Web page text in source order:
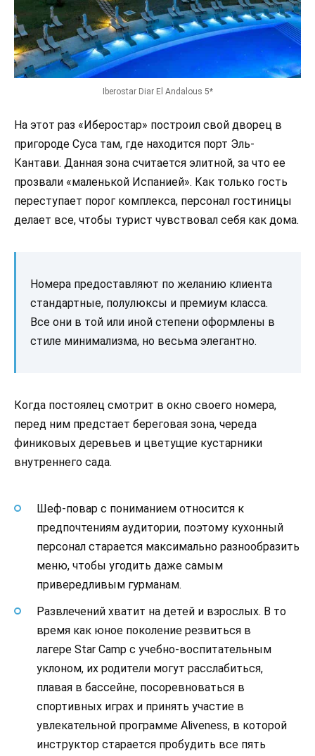
Iberostar Diar El Andalous 5*
На этот раз «Иберостар» построил свой дворец в
пригороде Суса там, где находится порт Эль-
Кантави. Данная зона считается элитной, за что ее
прозвали «маленькой Испанией». Как только гость
переступает порог комплекса, персонал гостиницы
делает все, чтобы турист чувствовал себя как дома.
Номера предоставляют по желанию клиента
стандартные, полулюксы и премиум класса.
Все они в той или иной степени оформлены в
стиле минимализма, но весьма элегантно.
Когда постоялец смотрит в окно своего номера,
перед ним предстает береговая зона, череда
финиковых деревьев и цветущие кустарники
внутреннего сада.
Шеф-повар с пониманием относится к
предпочтениям аудитории, поэтому кухонный
персонал старается максимально разнообразить
меню, чтобы угодить даже самым
привередливым гурманам.
Развлечений хватит на детей и взрослых. В то
время как юное поколение резвиться в
лагере Star Camp с учебно-воспитательным
уклоном, их родители могут расслабиться,
плавая в бассейне, посоревноваться в
спортивных играх и принять участие в
увлекательной программе Aliveness, в которой
инструктор старается пробудить все пять